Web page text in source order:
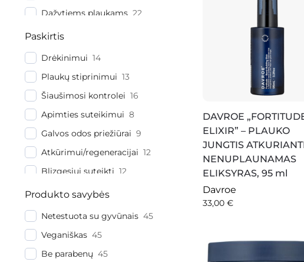
DAVROE
ELIXIR” – PLAUKO
JUNGTIS
NENUPLAUNAMAS
ELIKSYRAS, 95 ml
Davroe
33,00€
Dažytiems plaukams 22
Natūraliems plaukams
Paskirtis
Drėkinimui 14
Plaukų stiprinimui 13
Šiaušimosi kontrolei 16
Apimties suteikimui 8
Galvos odos priežiūrai 9
Atkūrimui/regeneracijai 12
Blizgesiui suteikti 12
Maitinimui
11
spindulių
Apsaugai nuo karščio
Produkto savybės
Netestuota su gyvūnais 45
Veganiškas 45
Be parabenų 45